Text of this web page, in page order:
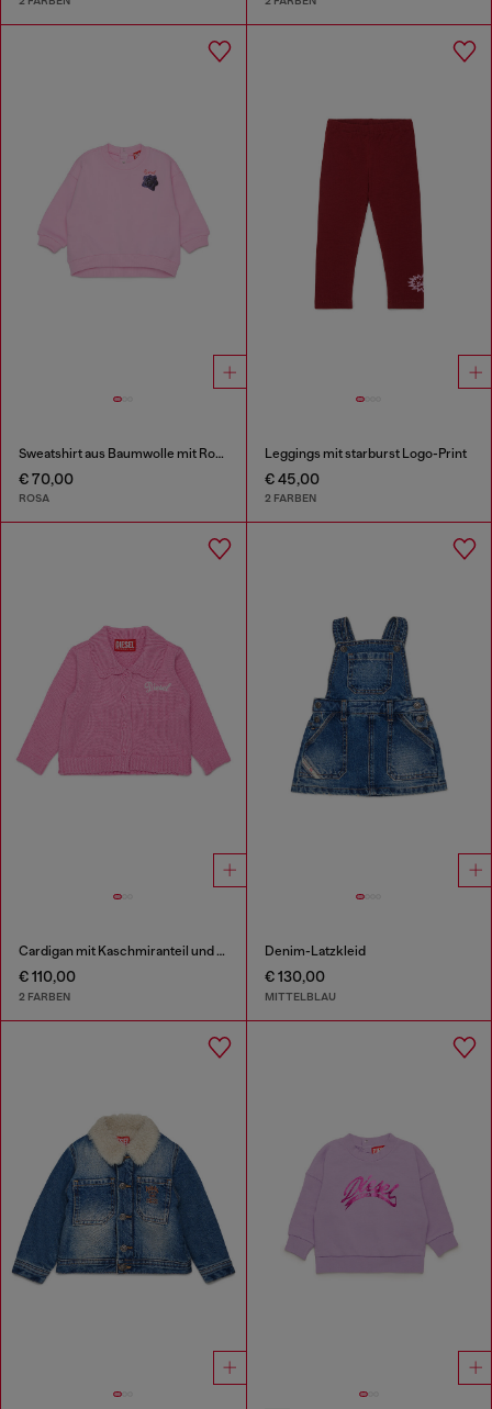
Sweatshirt aus Baumwolle mit Rosenprint
€ 70,00
ROSA
Leggings mit starburst Logo-Print
€ 45,00
2 FARBEN
Cardigan mit Kaschmiranteil und Muschelkragen
€ 110,00
2 FARBEN
Denim-Latzkleid
€ 130,00
MITTELBLAU